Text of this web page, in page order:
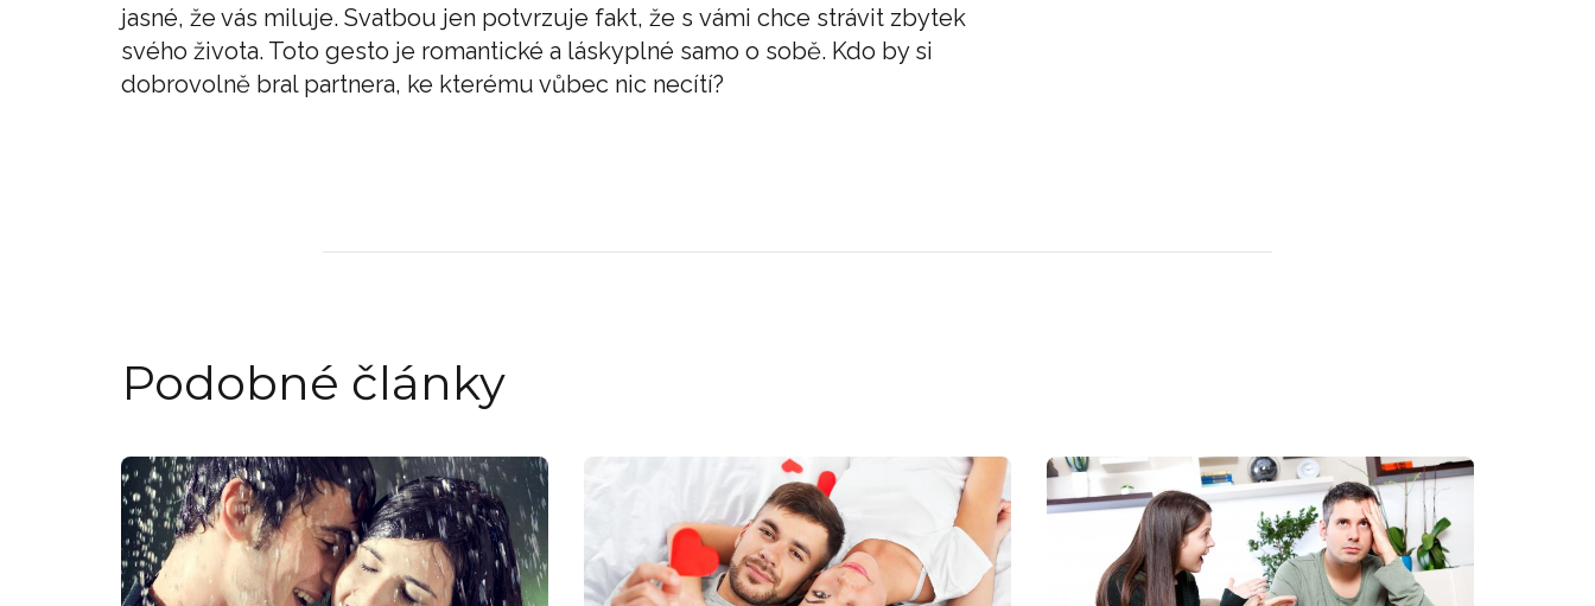
jasné, že vás miluje. Svatbou jen potvrzuje fakt, že s vámi chce strávit zbytek
svého života. Toto gesto je romantické a láskyplné samo o sobě. Kdo by si
dobrovolně bral partnera, ke kterému vůbec nic necítí?
Podobné články